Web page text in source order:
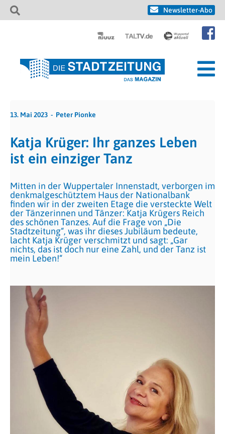
Newsletter-Abo
13. Mai 2023 Peter Pionke
Katja Krüger: Ihr ganzes Leben
ist ein einziger Tanz
Mitten in der Wuppertaler Innenstadt, verborgen im
denkmalgeschütztem Haus der Nationalbank
finden wir in der zweiten Etage die versteckte Welt
der Tänzerinnen und Tänzer: Katja Krügers Reich
des schönen Tanzes. Auf die Frage von „Die
Stadtzeitung“, was ihr dieses Jubiläum bedeute,
lacht Katja Krüger verschmitzt und sagt: „Gar
nichts, das ist doch nur eine Zahl, und der Tanz ist
mein Leben!“